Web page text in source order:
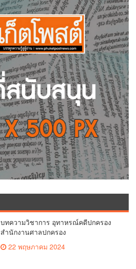
บทความวิชาการ อุทาหรณ์คดีปกครอง
สำนักงานศาลปกครอง
22 พฤษภาคม 2024